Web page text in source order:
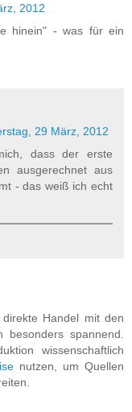
2012
hinein" - was für ein
29 März, 2012
dass der erste
ausgerechnet aus
- das weiß ich echt
Handel mit den
besonders spannend.
wissenschaftlich
nutzen, um Quellen